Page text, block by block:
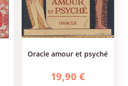
oracle amour et psyché
19,90 €